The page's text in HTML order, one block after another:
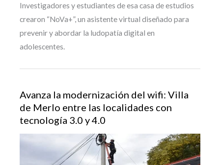
Investigadores y estudiantes de esa casa de estudios
crearon “NoVa+”, un asistente virtual diseñado para
prevenir y abordar la ludopatía digital en
adolescentes.
Avanza la modernización del wifi: Villa
de Merlo entre las localidades con
tecnología 3.0 y 4.0